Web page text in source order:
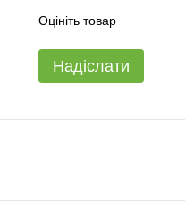
Оцініть товар
Надіслати